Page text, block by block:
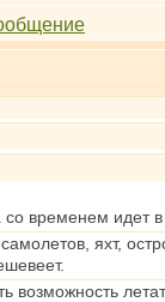
временем идет в
яхт,